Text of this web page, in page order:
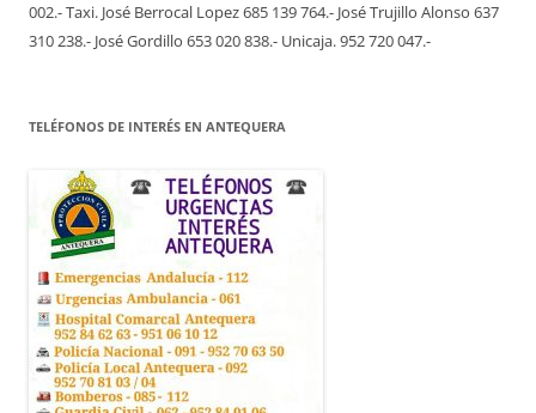
002.- Taxi. José Berrocal Lopez 685 139 764.- José Trujillo Alonso 637
310 238.- José Gordillo 653 020 838.- Unicaja. 952 720 047.-
TELÉFONOS DE INTERÉS EN ANTEQUERA